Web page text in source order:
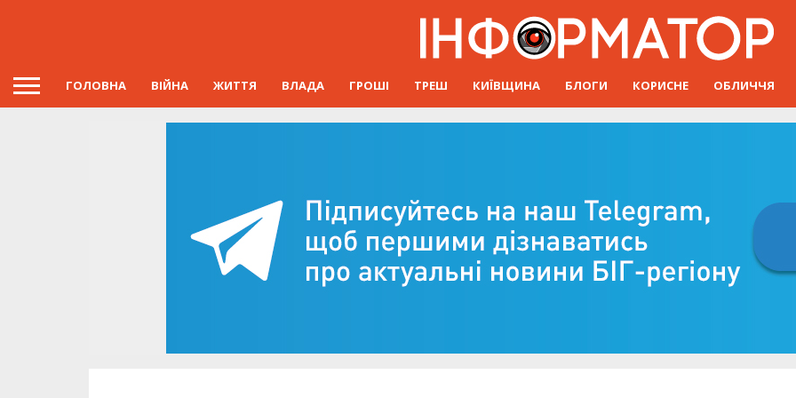
ГОЛОВНА ВІЙНА ЖИТТЯ ВЛАДА ГРОШІ ТРЕШ КИЇВЩИНА БЛОГИ КОРИСНЕ ОБЛИЧЧЯ